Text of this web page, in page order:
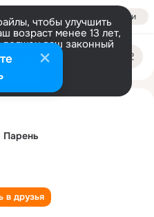
Войти
чтобы улучшить
возраст менее 13 лет,
ваш законный
Парень
в друзья